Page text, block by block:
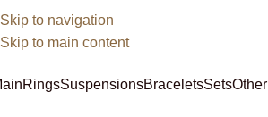
Skip to navigation
Skip to main content
RingsSuspensionsBraceletsSetsOther